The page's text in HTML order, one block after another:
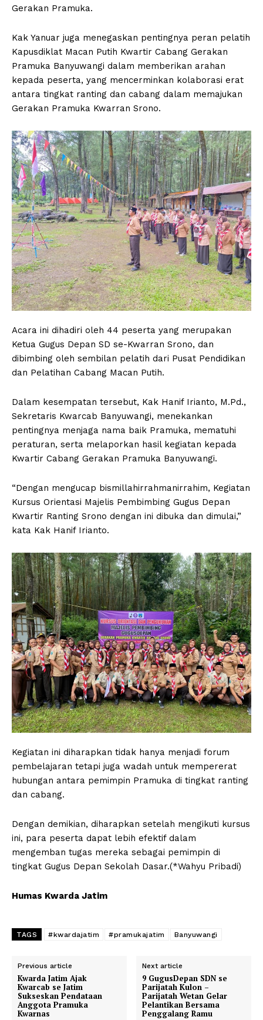
Gerakan Pramuka.
Kak Yanuar juga menegaskan pentingnya peran pelatih
Kapusdiklat Macan Putih Kwartir Cabang Gerakan
Pramuka Banyuwangi dalam memberikan arahan
kepada peserta, yang mencerminkan kolaborasi erat
antara tingkat ranting dan cabang dalam memajukan
Gerakan Pramuka Kwarran Srono.
Acara ini dihadiri oleh 44 peserta yang merupakan
Ketua Gugus Depan SD se-Kwarran Srono, dan
dibimbing oleh sembilan pelatih dari Pusat Pendidikan
dan Pelatihan Cabang Macan Putih.
Dalam kesempatan tersebut, Kak Hanif Irianto, M.Pd.,
Sekretaris Kwarcab Banyuwangi, menekankan
pentingnya menjaga nama baik Pramuka, mematuhi
peraturan, serta melaporkan hasil kegiatan kepada
Kwartir Cabang Gerakan Pramuka Banyuwangi.
“Dengan mengucap bismillahirrahmanirrahim, Kegiatan
Kursus Orientasi Majelis Pembimbing Gugus Depan
Kwartir Ranting Srono dengan ini dibuka dan dimulai,”
kata Kak Hanif Irianto.
Kegiatan ini diharapkan tidak hanya menjadi forum
pembelajaran tetapi juga wadah untuk mempererat
hubungan antara pemimpin Pramuka di tingkat ranting
dan cabang.
Dengan demikian, diharapkan setelah mengikuti kursus
ini, para peserta dapat lebih efektif dalam
mengemban tugas mereka sebagai pemimpin di
tingkat Gugus Depan Sekolah Dasar.(*Wahyu Pribadi)
Humas Kwarda Jatim
TAGS #kwardajatim #pramukajatim Banyuwangi
Previous article
Kwarda Jatim Ajak
Kwarcab se Jatim
Sukseskan Pendataan
Anggota Pramuka
Kwarnas
Next article
9 GugusDepan SDN se
Parijatah Kulon –
Parijatah Wetan Gelar
Pelantikan Bersama
Penggalang Ramu